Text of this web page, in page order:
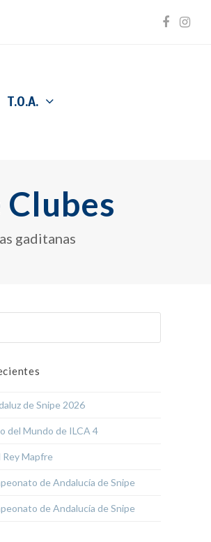
T.O.A.
gaditanas
de Snipe 2026
del Mundo de ILCA 4
Rey Mapfre
de Andalucía de Snipe
de Andalucía de Snipe